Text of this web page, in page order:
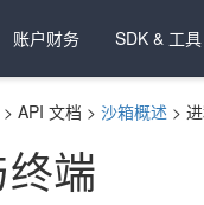
账户财务 SDK & 工具
> API 文档 > 沙箱概述 >
端